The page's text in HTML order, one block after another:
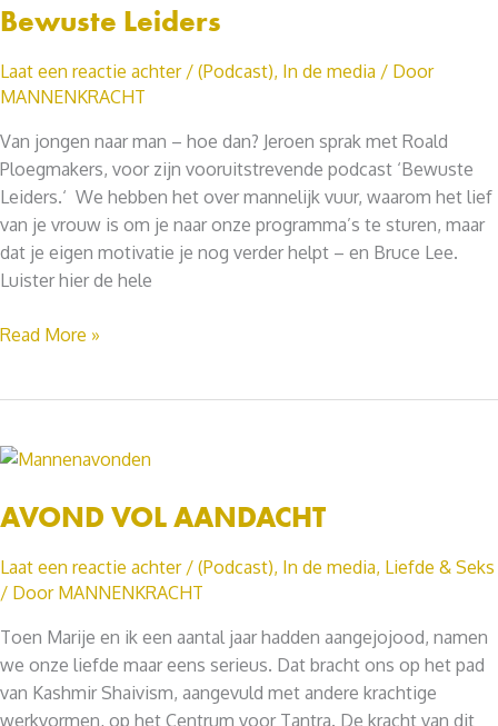
Bewuste Leiders
Laat een reactie achter / (Podcast), In de media / Door
MANNENKRACHT
Van jongen naar man – hoe dan? Jeroen sprak met Roald
Ploegmakers, voor zijn vooruitstrevende podcast ‘Bewuste
Leiders.‘ We hebben het over mannelijk vuur, waarom het lief
van je vrouw is om je naar onze programma’s te sturen, maar
dat je eigen motivatie je nog verder helpt – en Bruce Lee.
Luister hier de hele
Bewuste
Read More »
AVOND VOL AANDACHT
Laat een reactie achter / (Podcast), In de media, Liefde & Seks
/ Door MANNENKRACHT
Toen Marije en ik een aantal jaar hadden aangejojood, namen
we onze liefde maar eens serieus. Dat bracht ons op het pad
van Kashmir Shaivism, aangevuld met andere krachtige
werkvormen, op het Centrum voor Tantra. De kracht van dit